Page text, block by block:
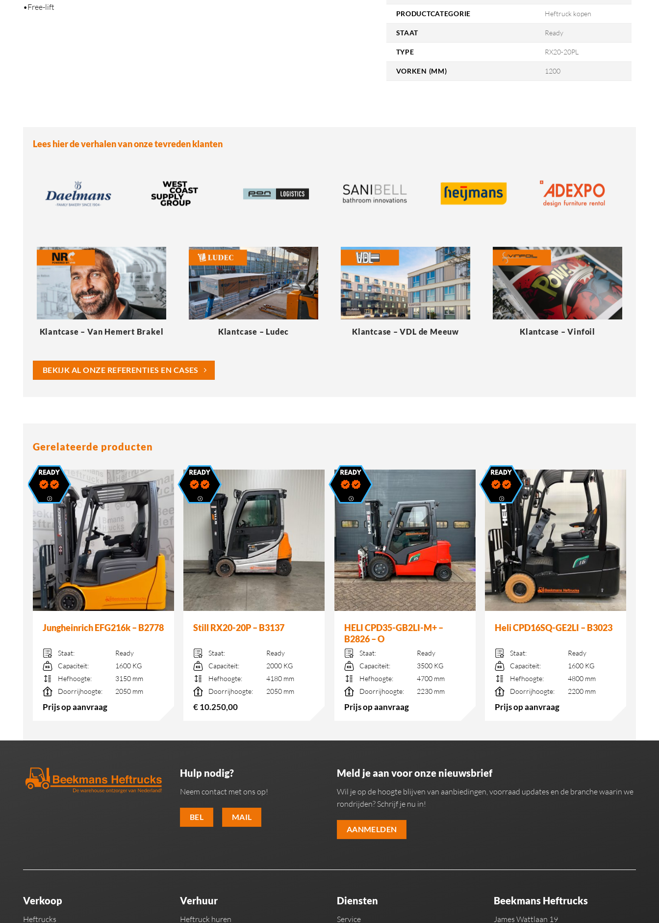
•Free-lift
PRODUCTCATEGORIE Heftruck kopen
STAAT Ready
TYPE RX20-20PL
VORKEN (MM) 1200
Lees hier de verhalen van onze tevreden klanten
Klantcase – Van Hemert Brakel Klantcase – Ludec Klantcase – VDL de Meeuw Klantcase – Vinfoil
BEKIJK AL ONZE REFERENTIES EN CASES
Gerelateerde producten
Jungheinrich EFG216k – B2778
Staat:
Ready
Capaciteit:
1600 KG
Hefhoogte:
3150 mm
Doorrijhoogte:
2050 mm
Prijs op aanvraag
Still RX20-20P – B3137
Staat:
Ready
Capaciteit:
2000 KG
Hefhoogte:
4180 mm
Doorrijhoogte:
2050 mm
€10.250,00
HELI CPD35-GB2LI-M+ –
B2826 – O
Staat:
Ready
Capaciteit:
3500 KG
Hefhoogte:
4700 mm
Doorrijhoogte:
2230 mm
Prijs op aanvraag
Heli CPD16SQ-GE2LI – B3023
Staat:
Ready
Capaciteit:
1600 KG
Hefhoogte:
4800 mm
Doorrijhoogte:
2200 mm
Prijs op aanvraag
Hulp nodig?
Neem contact met ons op!
BEL MAIL
Meld je aan voor onze nieuwsbrief
Wil je op de hoogte blijven van aanbiedingen, voorraad updates en de branche waarin we
rondrijden? Schrijf je nu in!
AANMELDEN
Verkoop
Heftrucks
Verhuur
Heftruck huren
Diensten
Service
Beekmans Heftrucks
James Wattlaan 19